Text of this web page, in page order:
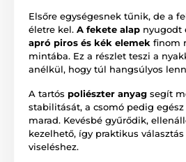
Elsőre egységesnek tűnik, de a
életre kel. A fekete alap nyugodt
apró piros és kék elemek finom
mintába. Ez a részlet teszi a
anélkül, hogy túl hangsúlyos
A tartós poliészter anyag segít
stabilitását, a csomó pedig
marad. Kevésbé gyűrődik,
kezelhető, így praktikus választás
viseléshez.